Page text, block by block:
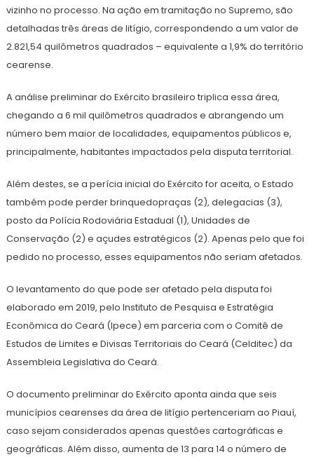
vizinho no processo. Na ação em tramitação no Supremo, são
detalhadas três áreas de litígio, correspondendo a um valor de
2.821,54 quilômetros quadrados – equivalente a 1,9% do território
cearense.
A análise preliminar do Exército brasileiro triplica essa área,
chegando a 6 mil quilômetros quadrados e abrangendo um
número bem maior de localidades, equipamentos públicos e,
principalmente, habitantes impactados pela disputa territorial.
Além destes, se a perícia inicial do Exército for aceita, o Estado
também pode perder brinquedopraças (2), delegacias (3),
posto da Polícia Rodoviária Estadual (1), Unidades de
Conservação (2) e açudes estratégicos (2). Apenas pelo que foi
pedido no processo, esses equipamentos não seriam afetados.
O levantamento do que pode ser afetado pela disputa foi
elaborado em 2019, pelo Instituto de Pesquisa e Estratégia
Econômica do Ceará (Ipece) em parceria com o Comitê de
Estudos de Limites e Divisas Territoriais do Ceará (Celditec) da
Assembleia Legislativa do Ceará.
O documento preliminar do Exército aponta ainda que seis
municípios cearenses da área de litígio pertenceriam ao Piauí,
caso sejam considerados apenas questões cartográficas e
geográficas. Além disso, aumenta de 13 para 14 o número de